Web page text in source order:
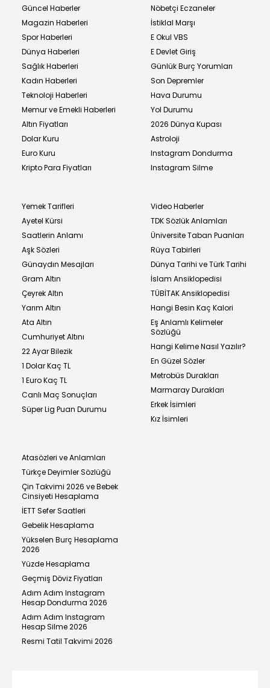
Güncel Haberler
Magazin Haberleri
Spor Haberleri
Dünya Haberleri
Sağlık Haberleri
Kadın Haberleri
Teknoloji Haberleri
Memur ve Emekli Haberleri
Altın Fiyatları
Dolar Kuru
Euro Kuru
Kripto Para Fiyatları
Nöbetçi Eczaneler
İstiklal Marşı
E Okul VBS
E Devlet Giriş
Günlük Burç Yorumları
Son Depremler
Hava Durumu
Yol Durumu
2026 Dünya Kupası
Astroloji
Instagram Dondurma
Instagram Silme
Yemek Tarifleri
Ayetel Kürsi
Saatlerin Anlamı
Aşk Sözleri
Günaydın Mesajları
Gram Altın
Çeyrek Altın
Yarım Altın
Ata Altın
Cumhuriyet Altını
22 Ayar Bilezik
1 Dolar Kaç TL
1 Euro Kaç TL
Canlı Maç Sonuçları
Süper Lig Puan Durumu
Video Haberler
TDK Sözlük Anlamları
Üniversite Taban Puanları
Rüya Tabirleri
Dünya Tarihi ve Türk Tarihi
İslam Ansiklopedisi
TÜBİTAK Ansiklopedisi
Hangi Besin Kaç Kalori
Eş Anlamlı Kelimeler
Sözlüğü
Hangi Kelime Nasıl Yazılır?
En Güzel Sözler
Metrobüs Durakları
Marmaray Durakları
Erkek İsimleri
Kız İsimleri
Atasözleri ve Anlamları
Türkçe Deyimler Sözlüğü
Çin Takvimi 2026 ve Bebek
Cinsiyeti Hesaplama
İETT Sefer Saatleri
Gebelik Hesaplama
Yükselen Burç Hesaplama
2026
Yüzde Hesaplama
Geçmiş Döviz Fiyatları
Adım Adım Instagram
Hesap Dondurma 2026
Adım Adım Instagram
Hesap Silme 2026
Resmi Tatil Takvimi 2026